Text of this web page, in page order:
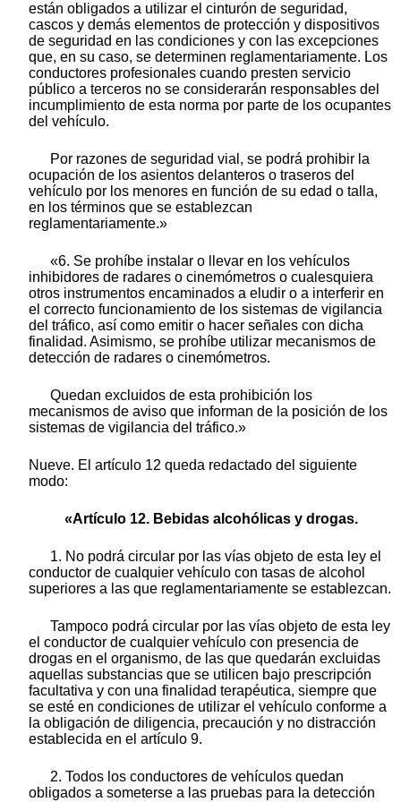
están obligados a utilizar el cinturón de seguridad,
cascos y demás elementos de protección y dispositivos
de seguridad en las condiciones y con las excepciones
que, en su caso, se determinen reglamentariamente. Los
conductores profesionales cuando presten servicio
público a terceros no se considerarán responsables del
incumplimiento de esta norma por parte de los ocupantes
del vehículo.
Por razones de seguridad vial, se podrá prohibir la
ocupación de los asientos delanteros o traseros del
vehículo por los menores en función de su edad o talla,
en los términos que se establezcan
reglamentariamente.»
«6. Se prohíbe instalar o llevar en los vehículos
inhibidores de radares o cinemómetros o cualesquiera
otros instrumentos encaminados a eludir o a interferir en
el correcto funcionamiento de los sistemas de vigilancia
del tráfico, así como emitir o hacer señales con dicha
finalidad. Asimismo, se prohíbe utilizar mecanismos de
detección de radares o cinemómetros.
Quedan excluidos de esta prohibición los
mecanismos de aviso que informan de la posición de los
sistemas de vigilancia del tráfico.»
Nueve. El artículo 12 queda redactado del siguiente
modo:
«Artículo 12. Bebidas alcohólicas y drogas.
1. No podrá circular por las vías objeto de esta ley el
conductor de cualquier vehículo con tasas de alcohol
superiores a las que reglamentariamente se establezcan.
Tampoco podrá circular por las vías objeto de esta ley
el conductor de cualquier vehículo con presencia de
drogas en el organismo, de las que quedarán excluidas
aquellas substancias que se utilicen bajo prescripción
facultativa y con una finalidad terapéutica, siempre que
se esté en condiciones de utilizar el vehículo conforme a
la obligación de diligencia, precaución y no distracción
establecida en el artículo 9.
2. Todos los conductores de vehículos quedan
obligados a someterse a las pruebas para la detección